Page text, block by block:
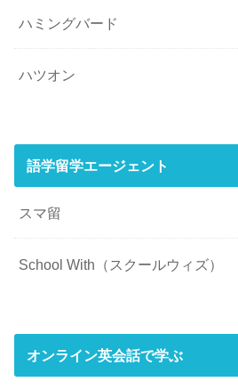
ハミングバード
ハツオン
語学留学エージェント
スマ留
School With（スクールウィズ）
オンライン英会話で学ぶ